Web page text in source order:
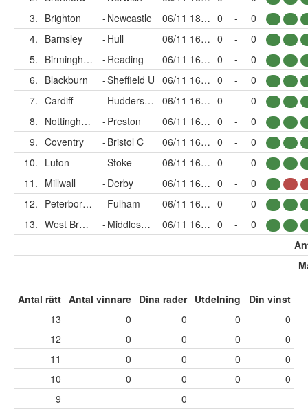
3. Brighton -Newcastle 06/11 18:30 0 -
0
4. Barnsley -Hull 06/11 16:00 0 -
0
5.
Birmingham -Reading 06/11 16:00 0 -
0
6. Blackburn -Sheffield U 06/11 16:00 0 -
0
7. Cardiff - Huddersfield 06/11 16:00 0 -
0
8.
Nottingham -Preston 06/11 16:00 0 -
0
9. Coventry -Bristol C 06/11 16:00 0 -
0
10. Luton -Stoke 06/11 16:00 0 -
0
11. Millwall -Derby 06/11 16:00 0 -
0
12.
Peterborough -Fulham 06/11 16:00 0 -
0
13.
West Bromwich - Middlesbrough 06/11 16:00 0 -
0
Antal rätt Antal vinnare Dina rader Utdelning
Din vinst
13
0 0 0
0
12
0 0 0
0
11
0 0 0
0
10
0 0 0
0
9
0